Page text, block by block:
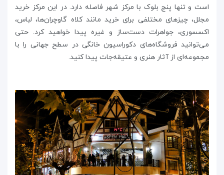
است و تنها پنج بلوک با مرکز شهر فاصله دارد. در این مرکز خرید
مجلل، چیزهای مختلفی برای خرید مانند کلاه گاوچران‌ها، لباس،
اکسسوری، جواهرات دست‌ساز و غیره پیدا خواهید کرد. حتی
می‌توانید فروشگاه‌های دکوراسیون خانگی در سطح جهانی را با
مجموعه‌ای از آثار هنری و عتیقه‌جات پیدا کنید.